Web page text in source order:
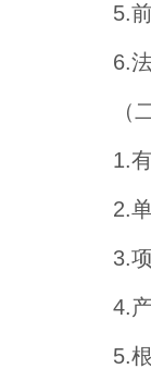
5.
6.
（
1.
2.
3.
4.
5.